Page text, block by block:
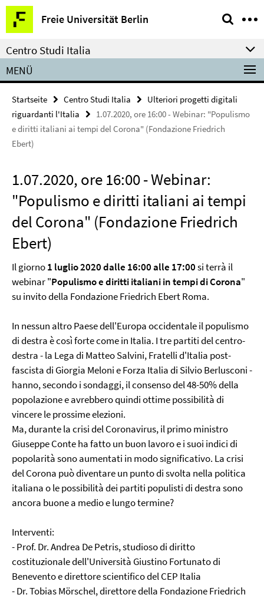
Springe
direkt
zu
Inhalt
Freie Universität Berlin
Service-
Navigation
Centro Studi Italia
MENÜ
Startseite Centro Studi Italia
Ulteriori progetti digitali
riguardanti l'Italia
1.07.2020, ore 16:00 - Webinar: "Populismo
e diritti italiani ai tempi del Corona" (Fondazione Friedrich
Ebert)
1.07.2020, ore 16:00 - Webinar:
"Populismo e diritti italiani ai tempi
del Corona" (Fondazione Friedrich
Ebert)
Il giorno1 luglio 2020 dalle 16:00 alle 17:00si terrà il
webinar "Populismo e diritti italiani in tempi di Corona"
su invito della Fondazione Friedrich Ebert Roma.
In nessun altro Paese dell'Europa occidentale il populismo
di destra è così forte come in Italia. I tre partiti del centro-
destra - la Lega di Matteo Salvini, Fratelli d'Italia post-
fascista di Giorgia Meloni e Forza Italia di Silvio Berlusconi -
hanno, secondo i sondaggi, il consenso del 48-50% della
popolazione e avrebbero quindi ottime possibilità di
vincere le prossime elezioni.
Ma, durante la crisi del Coronavirus, il primo ministro
Giuseppe Conte ha fatto un buon lavoro e i suoi indici di
popolarità sono aumentati in modo significativo. La crisi
del Corona può diventare un punto di svolta nella politica
italiana o le possibilità dei partiti populisti di destra sono
ancora buone a medio e lungo termine?
Interventi:
- Prof. Dr. Andrea De Petris, studioso di diritto
costituzionale dell'Università Giustino Fortunato di
Benevento e direttore scientifico del CEP Italia
- Dr. Tobias Mörschel, direttore della Fondazione Friedrich